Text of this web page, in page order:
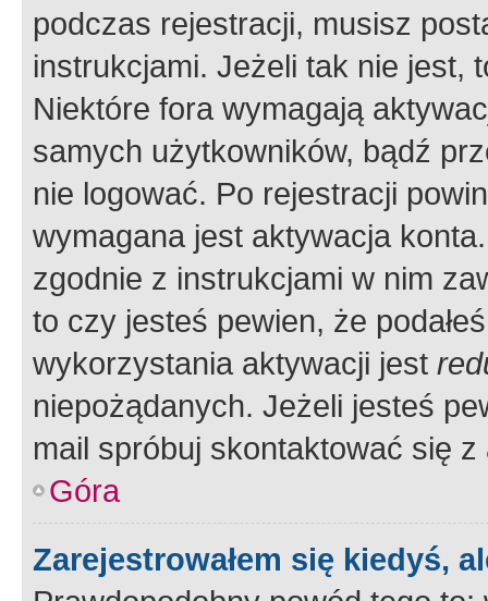
podczas rejestracji, musisz
instrukcjami. Jeżeli tak nie jest,
Niektóre fora wymagają
samych użytkowników, bądź
nie logować. Po rejestracji
wymagana jest aktywacja
zgodnie z instrukcjami w nim
to czy jesteś pewien, że
wykorzystania aktywacji jest
niepożądanych. Jeżeli jesteś
mail spróbuj skontaktować się
Góra
Zarejestrowałem się kiedyś,